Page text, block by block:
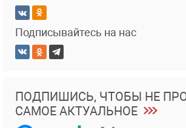
Подписывайтесь на нас
ПОДПИШИСЬ, ЧТОБЫ НЕ
САМОЕ АКТУАЛЬНОЕ